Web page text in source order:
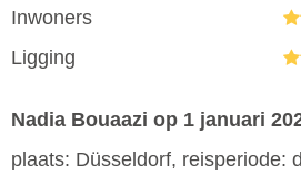
Inwoners
Ligging
Nadia Bouaazi op 1 januari
plaats: Düsseldorf, reisperiode: